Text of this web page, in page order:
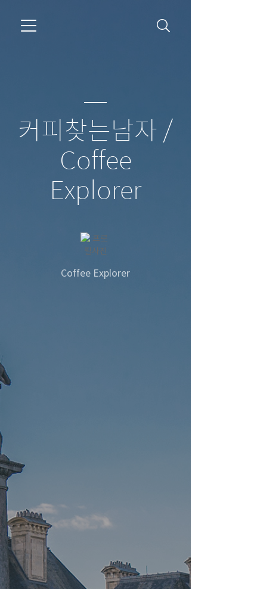
커피찾는남자 /
Coffee
Explorer
Coffee Explorer